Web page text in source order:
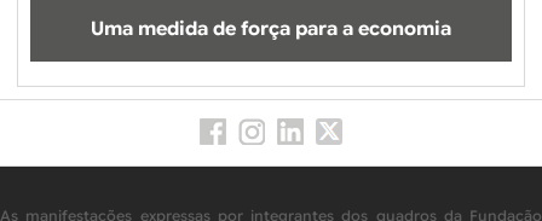
Uma medida de força para a economia
As manifestações expressas por integrantes dos quadros da Fundação